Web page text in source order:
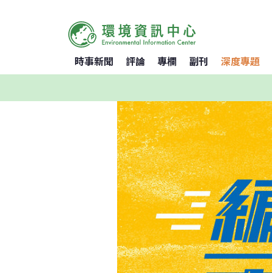
時事新聞 評論 專欄 副刊 深度專題